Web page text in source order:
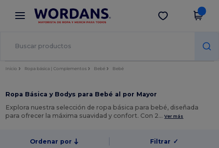
× App de Wordans
¡Mejores precios en app!
Descargar app
Inicio Ropa básica | Complementos Bebé Bebé
Ropa Básica y Bodys para Bebé al por Mayor
Explora nuestra selección de ropa básica para bebé, diseñada
para ofrecer la máxima suavidad y confort. Con 2…Ver más
Ordenar por Filtrar ✓